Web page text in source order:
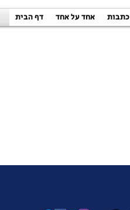
דף הבית אחד על אחד כתבות